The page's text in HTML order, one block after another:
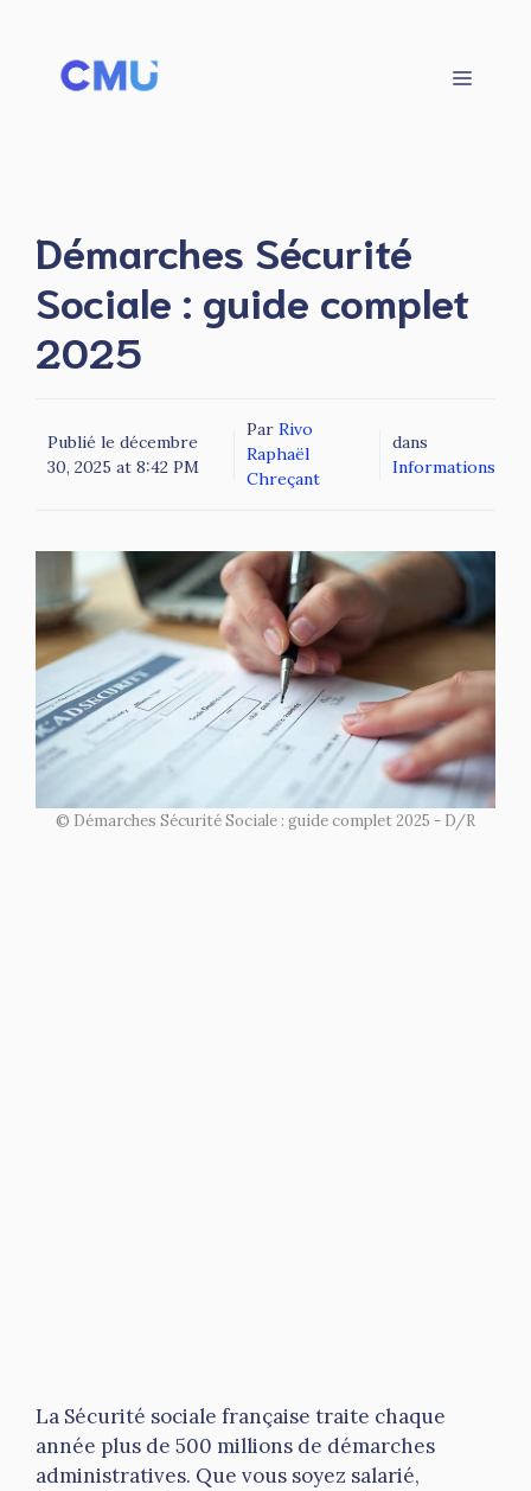
contenu
Menu
Démarches Sécurité
Sociale : guide complet
2025
Publié le décembre
30, 2025 at 8:42 PM
ParRivo
Raphaël
Chreçant
dans
Informations
© Démarches Sécurité Sociale : guide complet 2025 - D/R
La Sécurité sociale française traite chaque
année plus de 500 millions de démarches
administratives. Que vous soyez salarié,